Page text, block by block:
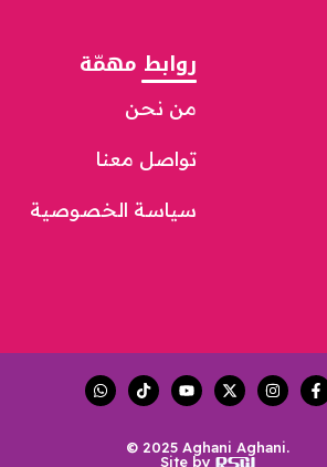
روابط مهمّة
من نحن
تواصل معنا
سياسة الخصوصية
© 2025 Aghani Aghani.
Site by